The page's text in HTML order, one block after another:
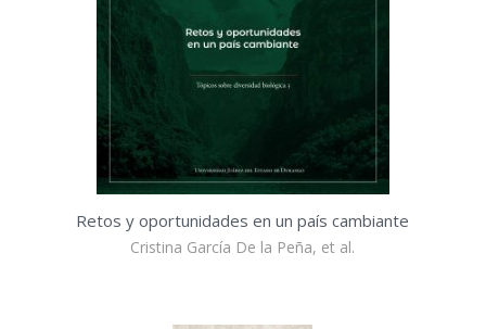
Retos y oportunidades en un país cambiante
Cristina García De la Peña, et al.